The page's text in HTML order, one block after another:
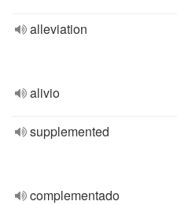
alleviation
alivio
supplemented
complementado